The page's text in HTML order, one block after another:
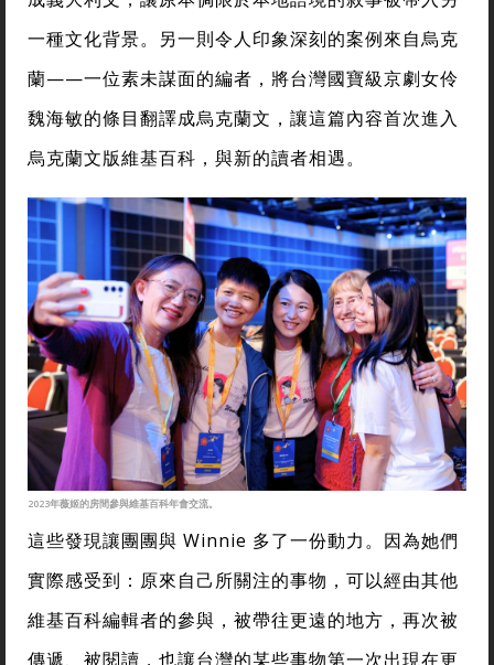
一種文化背景。另一則令人印象深刻的案例來自烏克
蘭——一位素未謀面的編者，將台灣國寶級京劇女伶
魏海敏的條目翻譯成烏克蘭文，讓這篇內容首次進入
烏克蘭文版維基百科，與新的讀者相遇。
2023年薇姬的房間參與維基百科年會交流。
這些發現讓團團與 Winnie 多了一份動力。因為她們
實際感受到：原來自己所關注的事物，可以經由其他
維基百科編輯者的參與，被帶往更遠的地方，再次被
傳遞、被閱讀，也讓台灣的某些事物第一次出現在更